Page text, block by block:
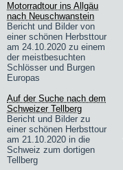
Motorradtour ins Allgäu
nach Neuschwanstein
Bericht und Bilder von
einer schönen Herbsttour
am 24.10.2020 zu einem
der meistbesuchten
Schlösser und Burgen
Europas
Auf der Suche nach dem
Schweizer Tellberg
Bericht und Bilder zu
einer schönen Herbsttour
am 21.10.2020 in die
Schweiz zum dortigen
Tellberg